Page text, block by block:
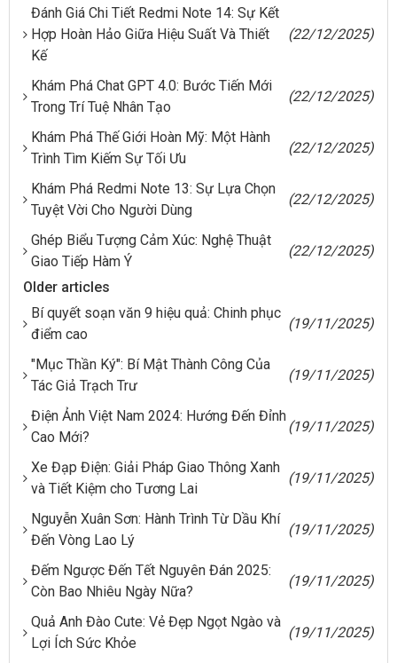
Đánh Giá Chi Tiết Redmi Note 14: Sự Kết
Hợp Hoàn Hảo Giữa Hiệu Suất Và Thiết
Kế
(22/12/2025)
Khám Phá Chat GPT 4.0: Bước Tiến Mới
Trong Trí Tuệ Nhân Tạo
(22/12/2025)
Khám Phá Thế Giới Hoàn Mỹ: Một Hành
Trình Tìm Kiếm Sự Tối Ưu
(22/12/2025)
Khám Phá Redmi Note 13: Sự Lựa Chọn
Tuyệt Vời Cho Người Dùng
(22/12/2025)
Ghép Biểu Tượng Cảm Xúc: Nghệ Thuật
Giao Tiếp Hàm Ý
(22/12/2025)
Older articles
Bí quyết soạn văn 9 hiệu quả: Chinh phục
điểm cao
(19/11/2025)
"Mục Thần Ký": Bí Mật Thành Công Của
Tác Giả Trạch Trư
(19/11/2025)
Điện Ảnh Việt Nam 2024: Hướng Đến Đỉnh
Cao Mới?
(19/11/2025)
Xe Đạp Điện: Giải Pháp Giao Thông Xanh
và Tiết Kiệm cho Tương Lai
(19/11/2025)
Nguyễn Xuân Sơn: Hành Trình Từ Dầu Khí
Đến Vòng Lao Lý
(19/11/2025)
Đếm Ngược Đến Tết Nguyên Đán 2025:
Còn Bao Nhiêu Ngày Nữa?
(19/11/2025)
Quả Anh Đào Cute: Vẻ Đẹp Ngọt Ngào và
Lợi Ích Sức Khỏe
(19/11/2025)